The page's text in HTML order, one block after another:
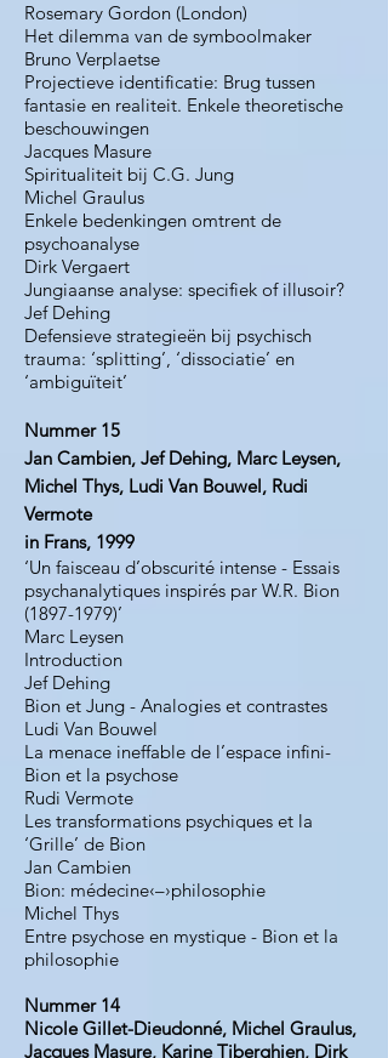
Rosemary Gordon (London)
Het dilemma van de symboolmaker
Bruno Verplaetse
Projectieve identificatie: Brug tussen
fantasie en realiteit. Enkele theoretische
beschouwingen
Jacques Masure
Spiritualiteit bij C.G. Jung
Michel Graulus
Enkele bedenkingen omtrent de
psychoanalyse
Dirk Vergaert
Jungiaanse analyse: specifiek of illusoir?
Jef Dehing
Defensieve strategieën bij psychisch
trauma: ‘splitting’, ‘dissociatie’ en
‘ambiguïteit’
Nummer 15
Jan Cambien, Jef Dehing, Marc Leysen,
Michel Thys, Ludi Van Bouwel, Rudi
Vermote
in Frans, 1999
‘Un faisceau d’obscurité intense - Essais
psychanalytiques inspirés par W.R. Bion
(1897-1979)’
Marc Leysen
Introduction
Jef Dehing
Bion et Jung - Analogies et contrastes
Ludi Van Bouwel
La menace ineffable de l’espace infini-
Bion et la psychose
Rudi Vermote
Les transformations psychiques et la
‘Grille’ de Bion
Jan Cambien
Bion: médecine‹–›philosophie
Michel Thys
Entre psychose en mystique - Bion et la
philosophie
Nummer 14
Nicole Gillet-Dieudonné, Michel Graulus,
Jacques Masure, Karine Tiberghien, Dirk